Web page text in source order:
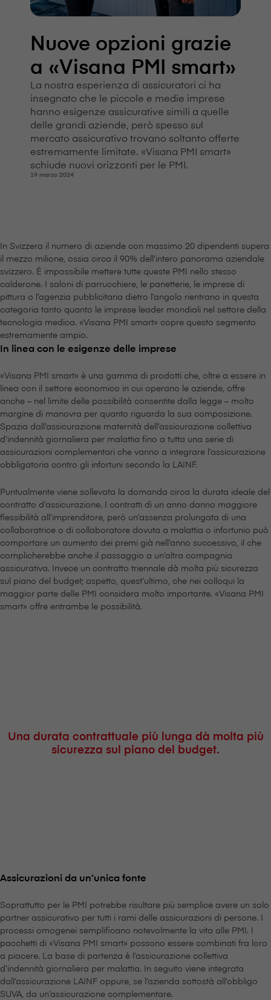
Nuove opzioni grazie
a «V⁠i⁠s⁠a⁠n⁠a PMI smart»
La nostra esperienza di assicuratori ci ha
insegnato che le piccole e medie imprese
hanno esigenze assicurative simili a quelle
delle grandi aziende, però spesso sul
mercato assicurativo trovano soltanto offerte
estremamente limitate. «V⁠i⁠s⁠a⁠n⁠a PMI smart»
schiude nuovi orizzonti per le PMI.
19 marzo 2024
In Svizzera il numero di aziende con massimo 20 dipendenti supera
il mezzo milione, ossia circa il 90% dell’intero panorama aziendale
svizzero. È impossibile mettere tutte queste PMI nello stesso
calderone. I saloni di parrucchiere, le panetterie, le imprese di
pittura o l’agenzia pubblicitaria dietro l’angolo rientrano in questa
categoria tanto quanto le imprese leader mondiali nel settore della
tecnologia medica. «V⁠i⁠s⁠a⁠n⁠a PMI smart» copre questo segmento
estremamente ampio.
In linea con le esigenze delle imprese
«V⁠i⁠s⁠a⁠n⁠a PMI smart» è una gamma di prodotti che, oltre a essere in
linea con il settore economico in cui operano le aziende, offre
anche – nel limite delle possibilità consentite dalla legge – molto
margine di manovra per quanto riguarda la sua composizione.
Spazia dall’assicurazione maternità dell’assicurazione collettiva
d’indennità giornaliera per malattia fino a tutta una serie di
assicurazioni complementari che vanno a integrare l’assicurazione
obbligatoria contro gli infortuni secondo la LAINF.
Puntualmente viene sollevata la domanda circa la durata ideale del
contratto d’assicurazione. I contratti di un anno danno maggiore
flessibilità all’imprenditore, però un’assenza prolungata di una
collaboratrice o di collaboratore dovuta a malattia o infortunio può
comportare un aumento dei premi già nell’anno successivo, il che
complicherebbe anche il passaggio a un’altra compagnia
assicurativa. Invece un contratto triennale dà molta più sicurezza
sul piano del budget; aspetto, quest’ultimo, che nei colloqui la
maggior parte delle PMI considera molto importante. «V⁠i⁠s⁠a⁠n⁠a PMI
smart» offre entrambe le possibilità.
Una durata contrattuale più lunga dà molta più
sicurezza sul piano del budget.
Assicurazioni da un’unica fonte
Soprattutto per le PMI potrebbe risultare più semplice avere un solo
partner assicurativo per tutti i rami delle assicurazioni di persone. I
processi omogenei semplificano notevolmente la vita alle PMI. I
pacchetti di «V⁠i⁠s⁠a⁠n⁠a PMI smart» possono essere combinati fra loro
a piacere. La base di partenza è l’assicurazione collettiva
d’indennità giornaliera per malattia. In seguito viene integrata
dall’assicurazione LAINF oppure, se l’azienda sottostà all’obbligo
SUVA, da un’assicurazione complementare.